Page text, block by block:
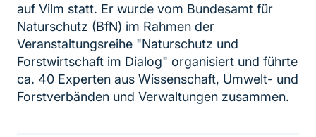
auf Vilm statt. Er wurde vom Bundesamt für
Naturschutz (BfN) im Rahmen der
Veranstaltungsreihe "Naturschutz und
Forstwirtschaft im Dialog" organisiert und führte
ca. 40 Experten aus Wissenschaft, Umwelt- und
Forstverbänden und Verwaltungen zusammen.